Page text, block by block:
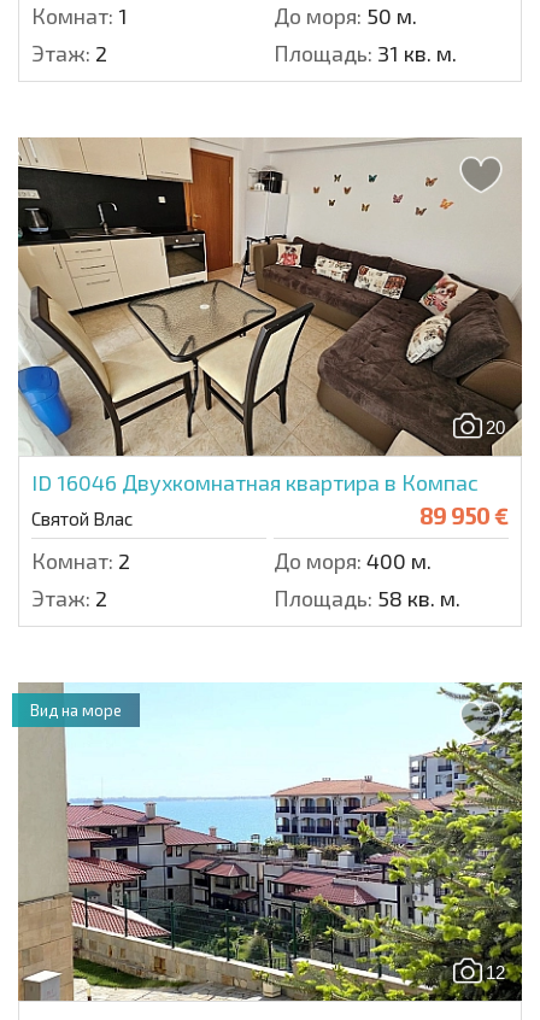
Комнат: 1 До моря: 50 м.
Этаж: 2 Площадь: 31 кв. м.
20
ID 16046 Двухкомнатная квартира в Компас
Святой Влас 89 950 €
Комнат: 2 До моря: 400 м.
Этаж: 2 Площадь: 58 кв. м.
12
Вид на море